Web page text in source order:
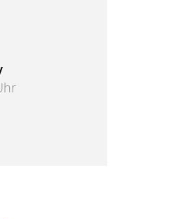
Wuppertaler